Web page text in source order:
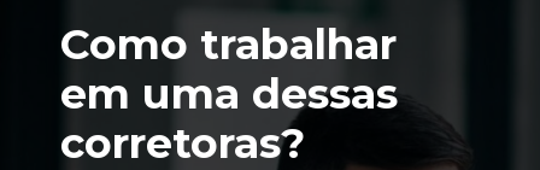
Como trabalhar
em uma dessas
corretoras?